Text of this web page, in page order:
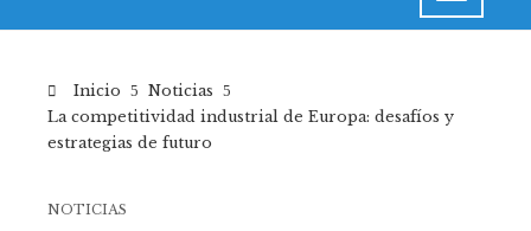
Inicio
Noticias
La competitividad industrial de Europa: desafíos y
estrategias de futuro
NOTICIAS